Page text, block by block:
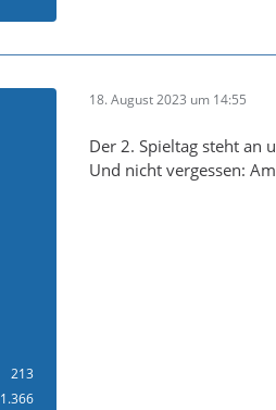
213
1.366
18. August 2023 um 14:55
Der 2. Spieltag steht an
Und nicht vergessen: